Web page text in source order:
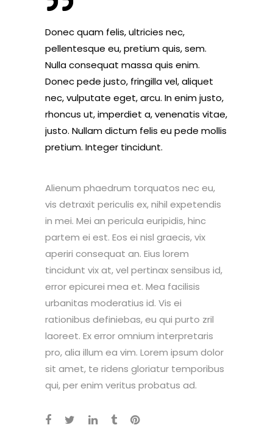
Donec quam felis, ultricies nec,
pellentesque eu, pretium quis, sem.
Nulla consequat massa quis enim.
Donec pede justo, fringilla vel, aliquet
nec, vulputate eget, arcu. In enim justo,
rhoncus ut, imperdiet a, venenatis vitae,
justo. Nullam dictum felis eu pede mollis
pretium. Integer tincidunt.
Alienum phaedrum torquatos nec eu,
vis detraxit periculis ex, nihil expetendis
in mei. Mei an pericula euripidis, hinc
partem ei est. Eos ei nisl graecis, vix
aperiri consequat an. Eius lorem
tincidunt vix at, vel pertinax sensibus id,
error epicurei mea et. Mea facilisis
urbanitas moderatius id. Vis ei
rationibus definiebas, eu qui purto zril
laoreet. Ex error omnium interpretaris
pro, alia illum ea vim. Lorem ipsum dolor
sit amet, te ridens gloriatur temporibus
qui, per enim veritus probatus ad.